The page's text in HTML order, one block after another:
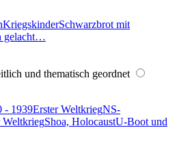
KriegskinderSchwarzbrot mit
gelacht…
und thematisch geordnet
- 1939Erster WeltkriegNS-
Shoa, HolocaustU-Boot und